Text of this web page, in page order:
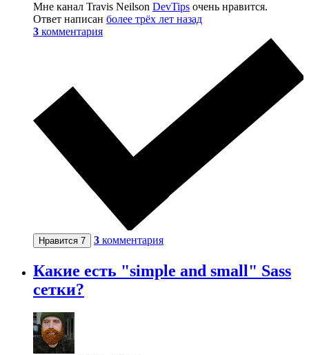
Мне канал Travis Neilson DevTips очень нравится.
Ответ написан более трёх лет назад
3 комментария
Нравится 7 3 комментария
Какие есть "simple and small" Sass
сетки?